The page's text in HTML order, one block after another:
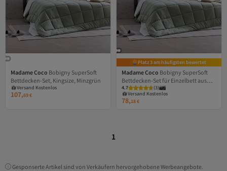
Madame Coco Bobigny SuperSoft
Bettdecken-Set, Kingsize, Minzgrün
Versand Kostenlos
Gratis Versand
Versand Kostenlos
107,69€
Platz 3 am häufigsten bewertet
Madame Coco Bobigny SuperSoft
Bettdecken-Set für Einzelbett aus
Baumwolle, Minzgrün
4.7 (3)
Versand Kostenlos
Gratis Versand
Versand Kostenlos
78,18€
1
Gesponserte Artikel sind von Verkäufern hervorgehobene Werbeangebote.